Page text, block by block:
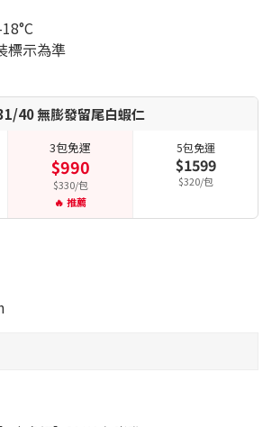
標示為準
40 無膨發留尾白蝦仁
3包免運
$990
$330/包
🔥 推薦
5包免運
$1599
$320/包